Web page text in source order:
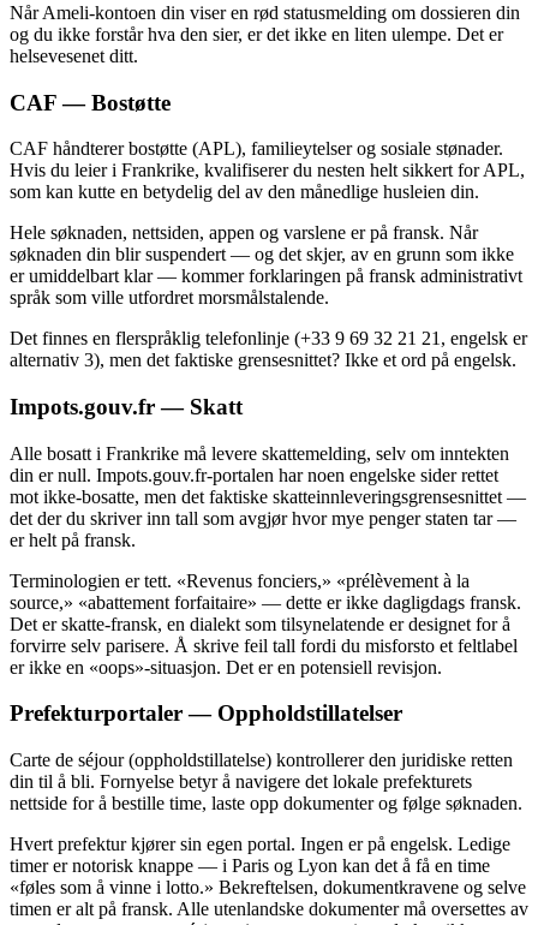
Når Ameli-kontoen din viser en rød statusmelding om dossieren din
og du ikke forstår hva den sier, er det ikke en liten ulempe. Det er
helsevesenet ditt.
CAF — Bostøtte
CAF håndterer bostøtte (APL), familieytelser og sosiale stønader.
Hvis du leier i Frankrike, kvalifiserer du nesten helt sikkert for APL,
som kan kutte en betydelig del av den månedlige husleien din.
Hele søknaden, nettsiden, appen og varslene er på fransk. Når
søknaden din blir suspendert — og det skjer, av en grunn som ikke
er umiddelbart klar — kommer forklaringen på fransk administrativt
språk som ville utfordret morsmålstalende.
Det finnes en flerspråklig telefonlinje (+33 9 69 32 21 21, engelsk er
alternativ 3), men det faktiske grensesnittet? Ikke et ord på engelsk.
Impots.gouv.fr — Skatt
Alle bosatt i Frankrike må levere skattemelding, selv om inntekten
din er null. Impots.gouv.fr-portalen har noen engelske sider rettet
mot ikke-bosatte, men det faktiske skatteinnleveringsgrensesnittet —
det der du skriver inn tall som avgjør hvor mye penger staten tar —
er helt på fransk.
Terminologien er tett. «Revenus fonciers,» «prélèvement à la
source,» «abattement forfaitaire» — dette er ikke dagligdags fransk.
Det er skatte-fransk, en dialekt som tilsynelatende er designet for å
forvirre selv parisere. Å skrive feil tall fordi du misforsto et feltlabel
er ikke en «oops»-situasjon. Det er en potensiell revisjon.
Prefekturportaler — Oppholdstillatelser
Carte de séjour (oppholdstillatelse) kontrollerer den juridiske retten
din til å bli. Fornyelse betyr å navigere det lokale prefekturets
nettside for å bestille time, laste opp dokumenter og følge søknaden.
Hvert prefektur kjører sin egen portal. Ingen er på engelsk. Ledige
timer er notorisk knappe — i Paris og Lyon kan det å få en time
«føles som å vinne i lotto.» Bekreftelsen, dokumentkravene og selve
timen er alt på fransk. Alle utenlandske dokumenter må oversettes av